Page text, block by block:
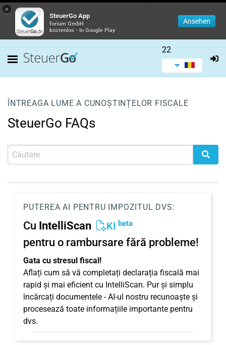
×
SteuerGo App
forium GmbH
kostenlos - In Google Play
Ansehen
22
ÎNTREAGA LUME A CUNOȘTINȚELOR FISCALE
SteuerGo FAQs
PUTEREA AI PENTRU IMPOZITUL DVS:
Cu IntelliScan KI beta
pentru o rambursare fără probleme!
Gata cu stresul fiscal!
Aflați cum să vă completați declarația fiscală mai
rapid și mai eficient cu IntelliScan. Pur și simplu
încărcați documentele - AI-ul nostru recunoaște și
procesează toate informațiile importante pentru
dvs.